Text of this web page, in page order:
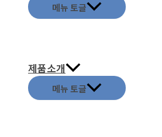
메뉴 토글
제품소개
메뉴 토글